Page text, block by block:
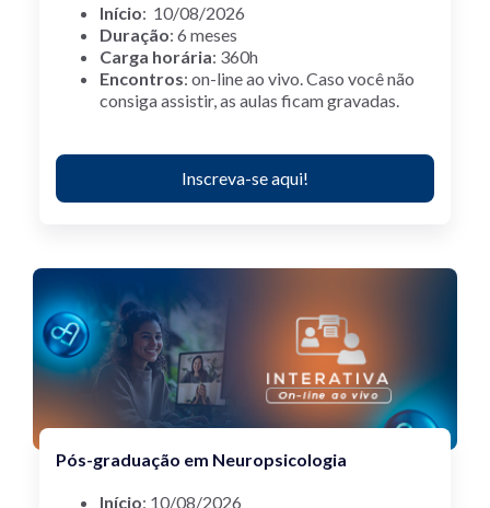
Início: 10/08/2026
Duração: 6 meses
Carga horária: 360h
Encontros: on-line ao vivo. Caso você não
consiga assistir, as aulas ficam gravadas.
Inscreva-se aqui!
Pós-graduação em Neuropsicologia
Início: 10/08/2026